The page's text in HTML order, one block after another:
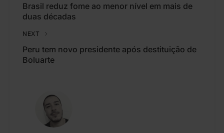
Brasil reduz fome ao menor nível em mais de
duas décadas
NEXT
Peru tem novo presidente após destituição de
Boluarte